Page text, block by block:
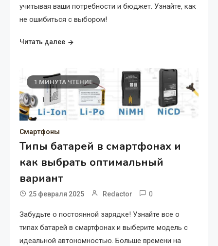
учитывая ваши потребности и бюджет. Узнайте, как
не ошибиться с выбором!
Читать далее
1 МИНУТА ЧТЕНИЕ
Смартфоны
Типы батарей в смартфонах и
как выбрать оптимальный
вариант
25 февраля 2025 Redactor 0
Забудьте о постоянной зарядке! Узнайте все о
типах батарей в смартфонах и выберите модель с
идеальной автономностью. Больше времени на